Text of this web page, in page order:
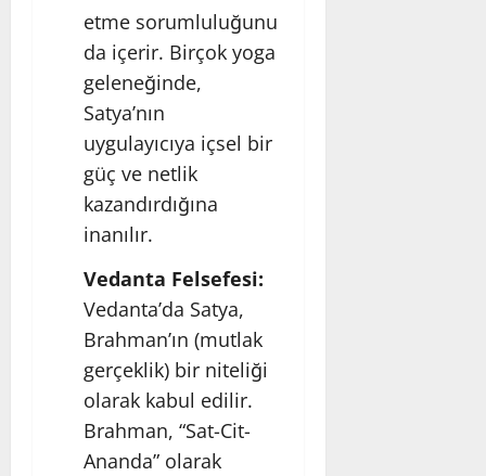
etme sorumluluğunu
da içerir. Birçok yoga
geleneğinde,
Satya’nın
uygulayıcıya içsel bir
güç ve netlik
kazandırdığına
inanılır.
Vedanta Felsefesi:
Vedanta’da Satya,
Brahman’ın (mutlak
gerçeklik) bir niteliği
olarak kabul edilir.
Brahman, “Sat-Cit-
Ananda” olarak